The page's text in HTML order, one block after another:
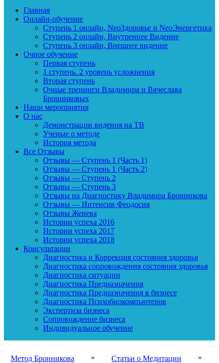
Главная
Онлайн-обучение
Ступень 1 онлайн, NeoЗдоровье и NeoЭнергетика
Ступень 2 онлайн, Внутреннее Видение
Ступень 3 онлайн, Внешнее видение
Очное обучение
Первая ступень
1 ступень. 2 уровень усложнения
Вторая ступень
Очные тренинги Владимира и Вячеслава
Бронниковых
Наши мероприятия
О нас
Демонстрации видения на ТВ
Ученые о методе
История метода
Все Отзывы
Отзывы — Ступень 1 (Часть 1)
Отзывы — Ступень 1 (Часть 2)
Отзывы — Ступень 2
Отзывы — Ступень 3
Отзывы на Диагностику Владимира Бронникова
Отзывы — Интенсив Феодосия
Отзывы Женева
Истории успеха 2016
Истории успеха 2017
Истории успеха 2018
Консультации
Диагностика и Коррекция состояния здоровья
Диагностика сопровождения состояния здоровья
Диагностика ситуации
Диагностика Предназначения
Диагностика Предназначения в бизнесе
Диагностика Психобиокомпьютеров
Экспертиза бизнеса
Сопровождение бизнеса
Индивидуальное обучение
Метод Бронникова » Статьи о Медитации »